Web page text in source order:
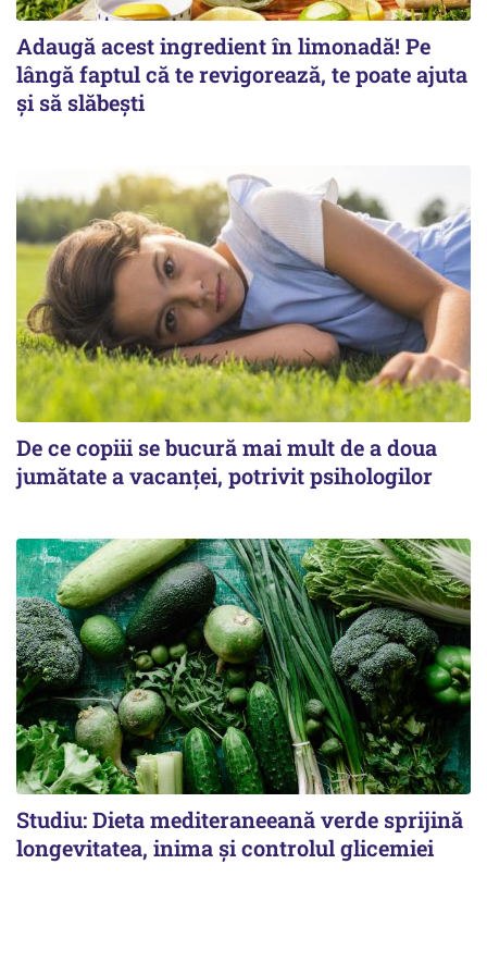
Adaugă acest ingredient în limonadă! Pe
lângă faptul că te revigorează, te poate ajuta
și să slăbești
De ce copiii se bucură mai mult de a doua
jumătate a vacanței, potrivit psihologilor
Studiu: Dieta mediteraneeană verde sprijină
longevitatea, inima și controlul glicemiei